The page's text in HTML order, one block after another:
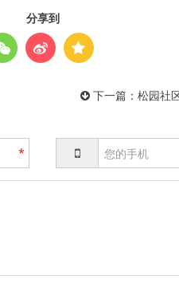
分享到
下一篇： 松园社
*